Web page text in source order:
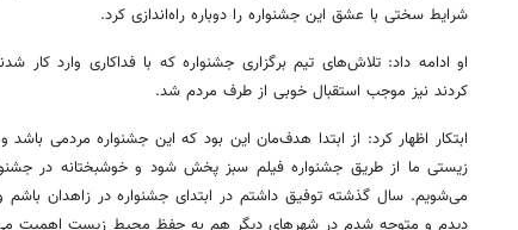
شرایط سختی با عشق این جشنواره را دوباره راه‌اندازی کرد.
او ادامه داد: تلاش‌های تیم برگزاری جشنواره که با فداکاری وارد کار
کردند نیز موجب استقبال خوبی از طرف مردم شد.
ابتکار اظهار کرد: از ابتدا هدف‌مان این بود که این جشنواره مردمی
زیستی ما از طریق جشنواره فیلم سبز پخش شود و خوشبختانه در
می‌شویم. سال گذشته توفیق داشتم در ابتدای جشنواره در زاهدان باشم
دیدم و متوجه شدم در شهرهای دیگر هم به حفظ محیط زیست اهمیت